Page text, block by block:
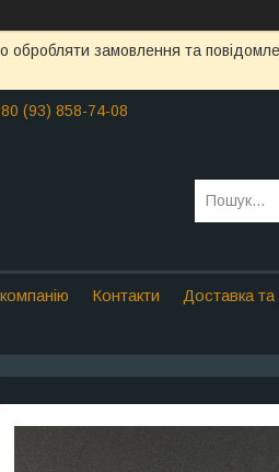
замовлення та
(93) 858-74-08
Контакти Доставка